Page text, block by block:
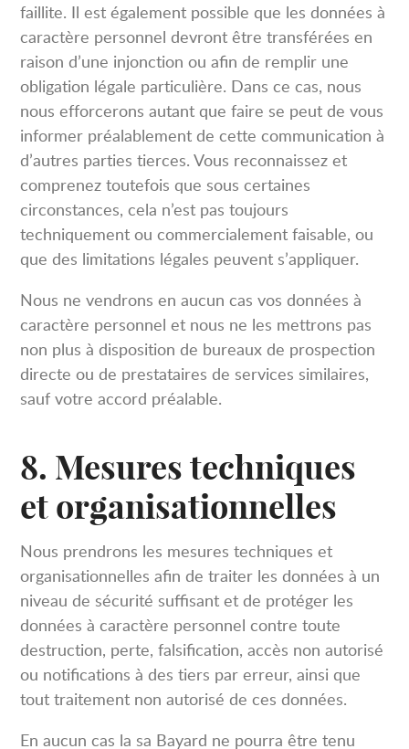
faillite. Il est également possible que les données à
caractère personnel devront être transférées en
raison d’une injonction ou afin de remplir une
obligation légale particulière. Dans ce cas, nous
nous efforcerons autant que faire se peut de vous
informer préalablement de cette communication à
d’autres parties tierces. Vous reconnaissez et
comprenez toutefois que sous certaines
circonstances, cela n’est pas toujours
techniquement ou commercialement faisable, ou
que des limitations légales peuvent s’appliquer.
Nous ne vendrons en aucun cas vos données à
caractère personnel et nous ne les mettrons pas
non plus à disposition de bureaux de prospection
directe ou de prestataires de services similaires,
sauf votre accord préalable.
8. Mesures techniques
et organisationnelles
Nous prendrons les mesures techniques et
organisationnelles afin de traiter les données à un
niveau de sécurité suffisant et de protéger les
données à caractère personnel contre toute
destruction, perte, falsification, accès non autorisé
ou notifications à des tiers par erreur, ainsi que
tout traitement non autorisé de ces données.
En aucun cas la sa Bayard ne pourra être tenu